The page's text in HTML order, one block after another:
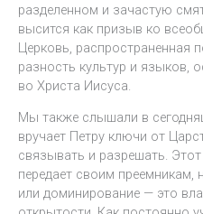
разделенном и зачастую
высится как призыв ко
Церковь, распространенная
разность культур и языков,
во Христа Иисуса.
Мы также слышали в
вручает Петру ключи от
связывать и разрешать.
передает своим преемникам,
или доминирование — это